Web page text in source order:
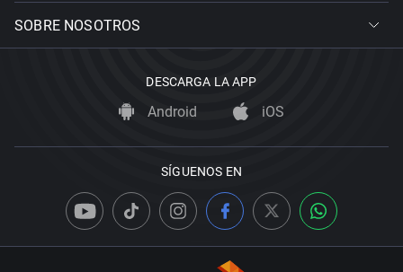
SOBRE NOSOTROS
DESCARGA LA APP
Android iOS
SÍGUENOS EN